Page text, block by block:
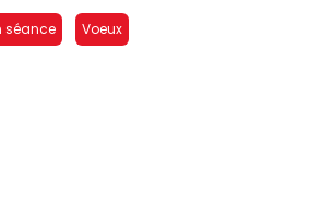
séance Voeux